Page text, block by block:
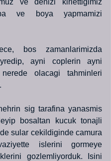
ve boya yapmamizi
bos zamanlarimizda
ayni coplerin ayni
olacagi tahminleri
sig tarafina yanasmis
bosaltan kucuk tonajli
sular cekildiginde camura
islerini gormeye
gozlemliyorduk. Isini